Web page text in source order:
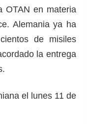
OTAN en materia
Alemania ya ha
de misiles
la entrega
el lunes 11 de